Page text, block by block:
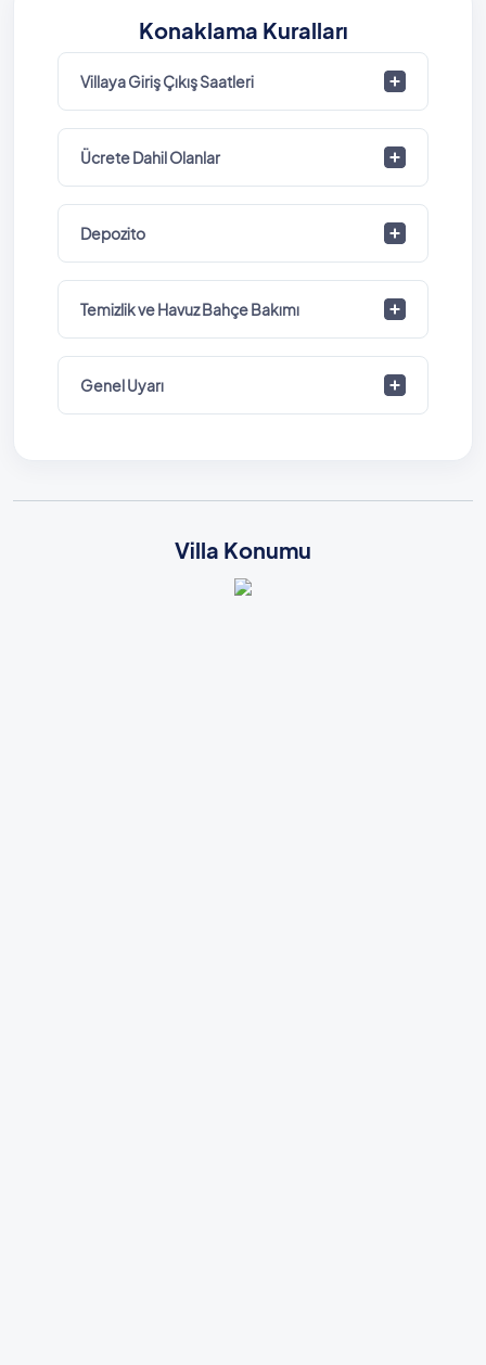
Konaklama Kuralları
Villaya Giriş Çıkış Saatleri
Ücrete Dahil Olanlar
Depozito
Temizlik ve Havuz Bahçe Bakımı
Genel Uyarı
Villa Konumu